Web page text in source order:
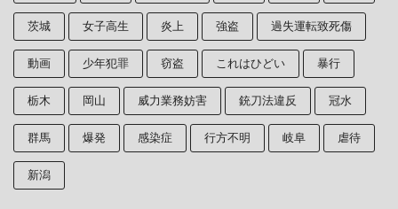
茨城 女子高生 炎上 強盗 過失運転致死傷
動画 少年犯罪 窃盗 これはひどい 暴行
栃木 岡山 威力業務妨害 銃刀法違反 冠水
群馬 爆発 感染症 行方不明 岐阜 虐待
新潟